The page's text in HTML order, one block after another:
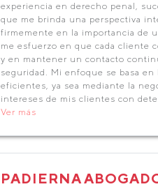
experiencia en derecho penal,
que me brinda una perspectiva
firmemente en la importancia de
me esfuerzo en que cada cliente
y en mantener un contacto
seguridad. Mi enfoque se basa
eficientes, ya sea mediante la
intereses de mis clientes con
Ver más
PADIERNA